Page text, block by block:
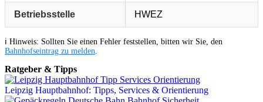
Betriebsstelle HWEZ
ℹ️ Hinweis: Sollten Sie einen Fehler feststellen, bitten wir Sie, den
Bahnhofseintrag zu melden
Ratgeber & Tipps
Leipzig Hauptbahnhof: Tipps, Services & Orientierung